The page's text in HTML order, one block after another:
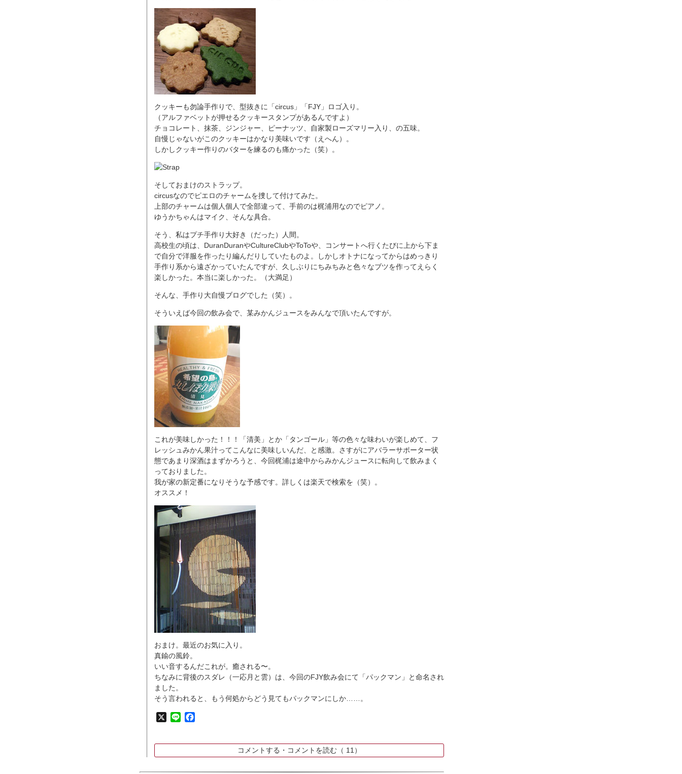
クッキーも勿論手作りで、型抜きに「circus」「FJY」ロゴ入り。
（アルファベットが押せるクッキースタンプがあるんですよ）
チョコレート、抹茶、ジンジャー、ピーナッツ、自家製ローズマリー入り、の五味。
自慢じゃないがこのクッキーはかなり美味いです（えへん）。
しかしクッキー作りのバターを練るのも痛かった（笑）。
そしておまけのストラップ。
circusなのでピエロのチャームを捜して付けてみた。
上部のチャームは個人個人で全部違って、手前のは梶浦用なのでピアノ。
ゆうかちゃんはマイク、そんな具合。
そう、私はプチ手作り大好き（だった）人間。
高校生の頃は、DuranDuranやCultureClubやToToや、コンサートへ行くたびに上から下ま
で自分で洋服を作ったり編んだりしていたものよ。しかしオトナになってからはめっきり
手作り系から遠ざかっていたんですが、久しぶりにちみちみと色々なブツを作ってえらく
楽しかった。本当に楽しかった。（大満足）
そんな、手作り大自慢ブログでした（笑）。
そういえば今回の飲み会で、某みかんジュースをみんなで頂いたんですが。
これが美味しかった！！！「清美」とか「タンゴール」等の色々な味わいが楽しめて、フ
レッシュみかん果汁ってこんなに美味しいんだ、と感激。さすがにアバラーサポーター状
態であまり深酒はまずかろうと、今回梶浦は途中からみかんジュースに転向して飲みまく
っておりました。
我が家の新定番になりそうな予感です。詳しくは楽天で検索を（笑）。
オススメ！
おまけ。最近のお気に入り。
真鍮の風鈴。
いい音するんだこれが。癒される〜。
ちなみに背後のスダレ（一応月と雲）は、今回のFJY飲み会にて「パックマン」と命名され
ました。
そう言われると、もう何処からどう見てもパックマンにしか……。
X Line
コメントする・コメントを読む（ 11）